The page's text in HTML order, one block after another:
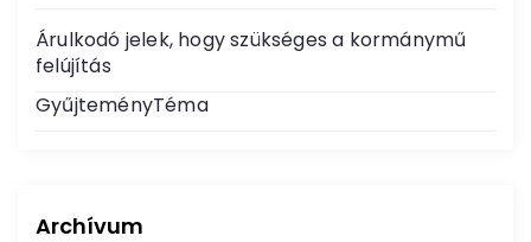
Árulkodó jelek, hogy szükséges a kormánymű
felújítás
GyűjteményTéma
Archívum